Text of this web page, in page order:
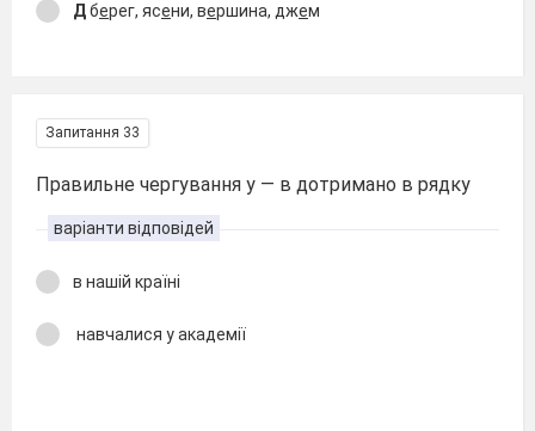
Дберег, ясени, вершина, джем
Запитання 33
Правильне чергування у — в дотримано в рядку
варіанти відповідей
в нашій країні
навчалися у академії